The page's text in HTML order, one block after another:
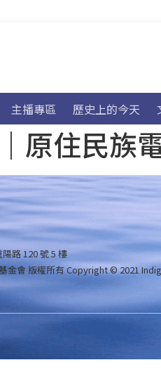
主播專區 歷史上的今天
原住民族
路 120 號 5 樓
金會 版權所有Copyright © 2021